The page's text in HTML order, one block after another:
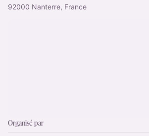
92000 Nanterre, France
Organisé par